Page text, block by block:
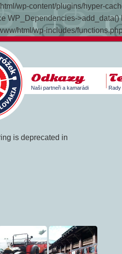
wp-content/plugins/hyper-
WP_Dependencies->add_data()
html/wp-includes/
Odkazy
Naši partneři a kamarádi
is deprecated in